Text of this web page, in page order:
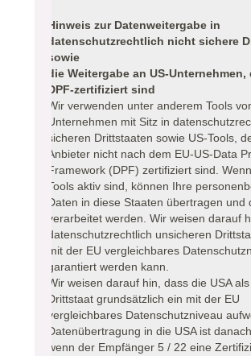
Hinweis zur Datenweitergabe in
datenschutzrechtlich nicht sichere
sowie
die Weitergabe an US-
DPF-zertifiziert sind
Wir verwenden unter anderem Tools
Unternehmen mit Sitz in
sicheren Drittstaaten sowie US-Tools,
Anbieter nicht nach dem EU-US-Data
Framework (DPF) zertifiziert sind.
Tools aktiv sind, können Ihre
Daten in diese Staaten übertragen und
verarbeitet werden. Wir weisen darauf
datenschutzrechtlich unsicheren
mit der EU vergleichbares
garantiert werden kann.
Wir weisen darauf hin, dass die USA
Drittstaat grundsätzlich ein mit der EU
vergleichbares Datenschutzniveau
Datenübertragung in die USA ist
wenn der Empfänger 5 / 22 eine